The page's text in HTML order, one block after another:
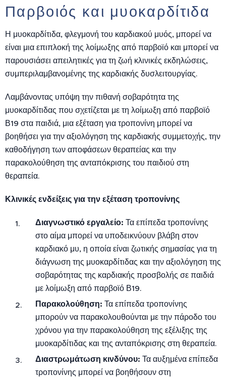
Παρβοιός και μυοκαρδίτιδα
Η μυοκαρδίτιδα, φλεγμονή του καρδιακού μυός, μπορεί να
είναι μια επιπλοκή της λοίμωξης από παρβοϊό και μπορεί να
παρουσιάσει απειλητικές για τη ζωή κλινικές εκδηλώσεις,
συμπεριλαμβανομένης της καρδιακής δυσλειτουργίας.
Λαμβάνοντας υπόψη την πιθανή σοβαρότητα της
μυοκαρδίτιδας που σχετίζεται με τη λοίμωξη από παρβοϊό
Β19 στα παιδιά, μια εξέταση για τροπονίνη μπορεί να
βοηθήσει για την αξιολόγηση της καρδιακής συμμετοχής, την
καθοδήγηση των αποφάσεων θεραπείας και την
παρακολούθηση της ανταπόκρισης του παιδιού στη
θεραπεία.
Κλινικές ενδείξεις για την εξέταση τροπονίνης
Διαγνωστικό εργαλείο: Τα επίπεδα τροπονίνης
στο αίμα μπορεί να υποδεικνύουν βλάβη στον
καρδιακό μυ, η οποία είναι ζωτικής σημασίας για τη
διάγνωση της μυοκαρδίτιδας και την αξιολόγηση της
σοβαρότητας της καρδιακής προσβολής σε παιδιά
με λοίμωξη από παρβοϊό Β19.
Παρακολούθηση: Τα επίπεδα τροπονίνης
μπορούν να παρακολουθούνται με την πάροδο του
χρόνου για την παρακολούθηση της εξέλιξης της
μυοκαρδίτιδας και της ανταπόκρισης στη θεραπεία.
Διαστρωμάτωση κινδύνου: Τα αυξημένα επίπεδα
τροπονίνης μπορεί να βοηθήσουν στη